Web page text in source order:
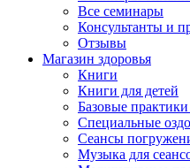
Все семинары
Консультанты и
Отзывы
Магазин здоровья
Книги
Книги для детей
Базовые
Специальные
Сеансы
Музыка для